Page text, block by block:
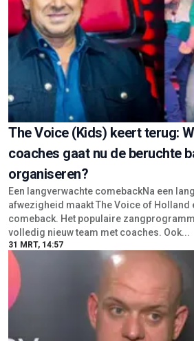
The Voice (Kids) keert terug:
coaches gaat nu de beruchte
organiseren?
Een langverwachte comebackNa een
afwezigheid maakt The Voice of Holland
comeback. Het populaire
volledig nieuw team met coaches. Ook...
31 MRT, 14:57